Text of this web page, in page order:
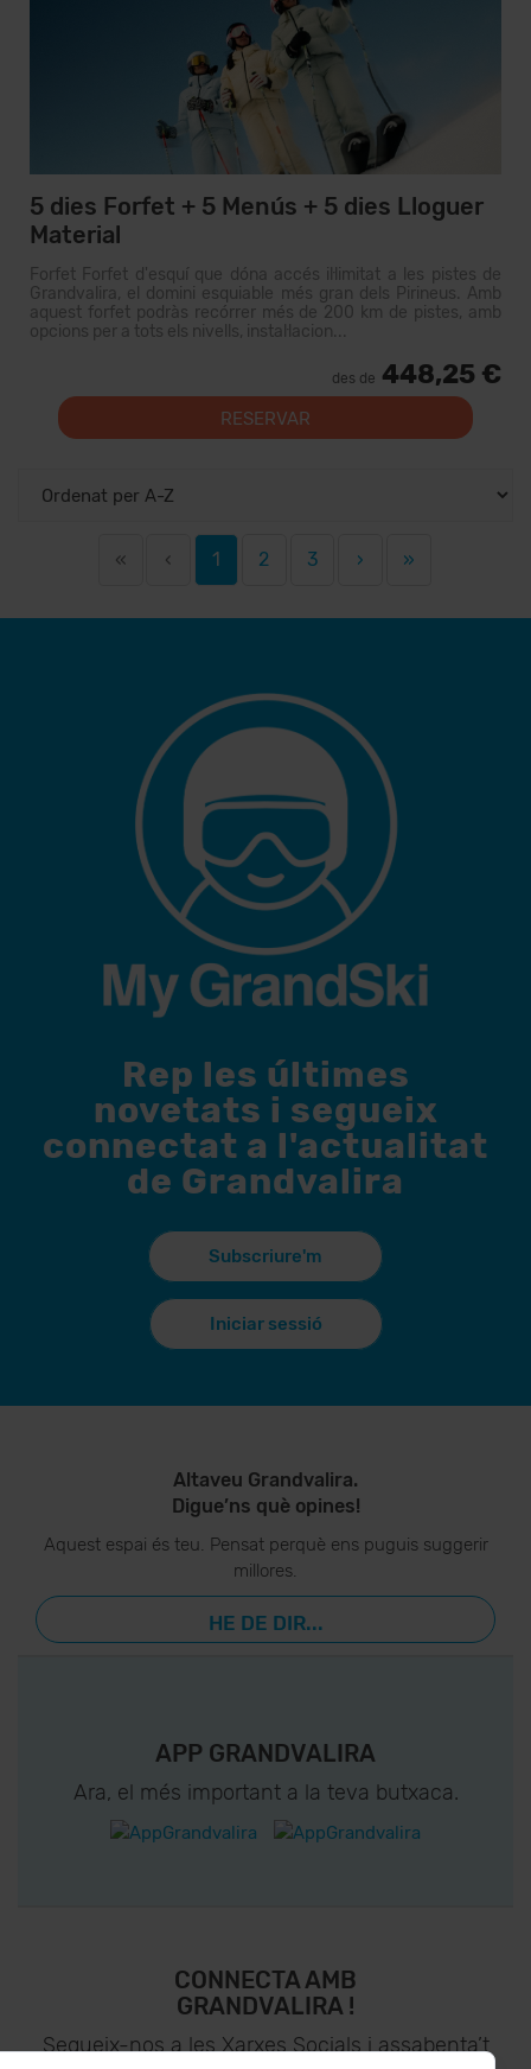
5 dies Forfet + 5 Menús + 5 dies Lloguer
Material
Forfet Forfet d'esquí que dóna accés il·limitat a les pistes de
Grandvalira, el domini esquiable més gran dels Pirineus. Amb
aquest forfet podràs recórrer més de 200 km de pistes, amb
opcions per a tots els nivells, instal·lacion...
des de 448,25 €
RESERVAR
« ‹ 1 2 3 › »
Rep les últimes
novetats i segueix
connectat a l'actualitat
de Grandvalira
Subscriure'm
Iniciar sessió
Altaveu Grandvalira.
Digue’ns què opines!
Aquest espai és teu. Pensat perquè ens puguis suggerir
millores.
HE DE DIR...
APP GRANDVALIRA
Ara, el més important a la teva butxaca.
CONNECTA AMB
GRANDVALIRA !
Segueix-nos a les Xarxes Socials i assabenta’t